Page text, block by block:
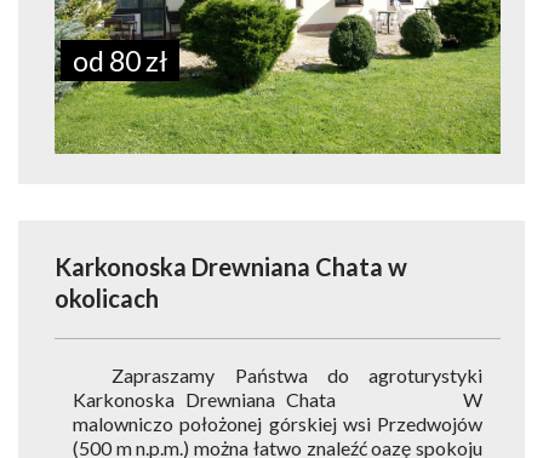
od 80 zł
Karkonoska Drewniana Chata w
okolicach
Zapraszamy Państwa do agroturystyki
Karkonoska Drewniana Chata W
malowniczo położonej górskiej wsi Przedwojów
(500 m n.p.m.) można łatwo znaleźć oazę spokoju